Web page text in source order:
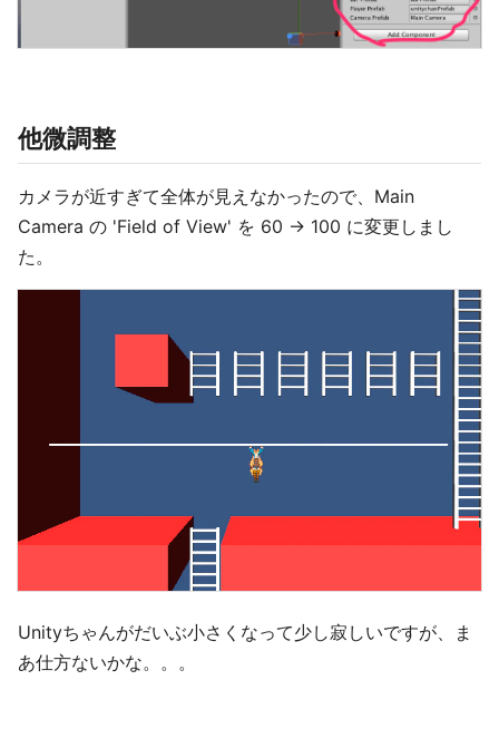
他微調整
カメラが近すぎて全体が見えなかったので、Main
Camera の 'Field of View' を 60 → 100 に変更しまし
た。
Unityちゃんがだいぶ小さくなって少し寂しいですが、ま
あ仕方ないかな。。。